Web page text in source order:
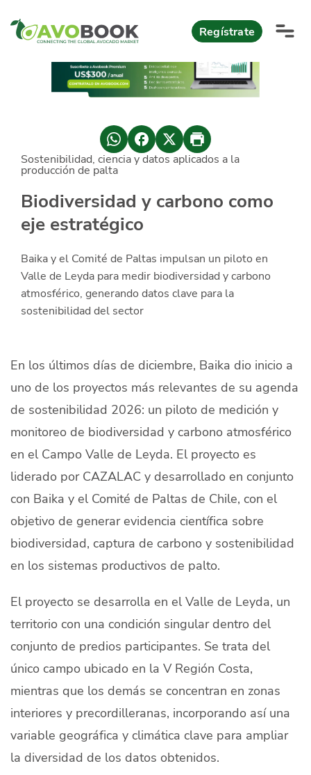
Regístrate
AvoReports
AvoComments
AvoMagazine
Productores
Mercados
modo claro Español
Sostenibilidad, ciencia y datos aplicados a la
producción de palta
Biodiversidad y carbono como
eje estratégico
Baika y el Comité de Paltas impulsan un piloto en
Valle de Leyda para medir biodiversidad y carbono
atmosférico, generando datos clave para la
sostenibilidad del sector
En los últimos días de diciembre, Baika dio inicio a
uno de los proyectos más relevantes de su agenda
de sostenibilidad 2026: un piloto de medición y
monitoreo de biodiversidad y carbono atmosférico
en el Campo Valle de Leyda. El proyecto es
liderado por CAZALAC y desarrollado en conjunto
con Baika y el Comité de Paltas de Chile, con el
objetivo de generar evidencia científica sobre
biodiversidad, captura de carbono y sostenibilidad
en los sistemas productivos de palto.
El proyecto se desarrolla en el Valle de Leyda, un
territorio con una condición singular dentro del
conjunto de predios participantes. Se trata del
único campo ubicado en la V Región Costa,
mientras que los demás se concentran en zonas
interiores y precordilleranas, incorporando así una
variable geográfica y climática clave para ampliar
la diversidad de los datos obtenidos.